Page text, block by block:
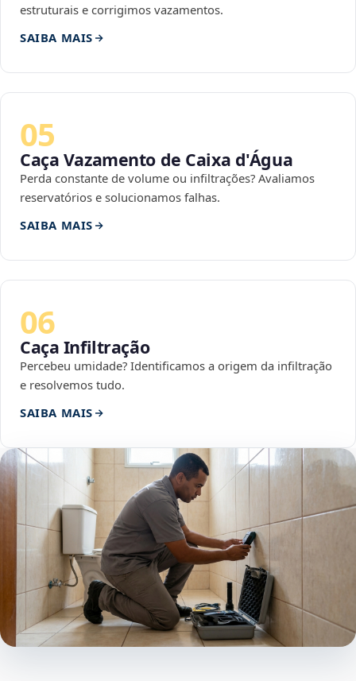
estruturais e corrigimos vazamentos.
SAIBA MAIS
05
Caça Vazamento de Caixa d'Água
Perda constante de volume ou infiltrações? Avaliamos
reservatórios e solucionamos falhas.
SAIBA MAIS
06
Caça Infiltração
Percebeu umidade? Identificamos a origem da infiltração
e resolvemos tudo.
SAIBA MAIS